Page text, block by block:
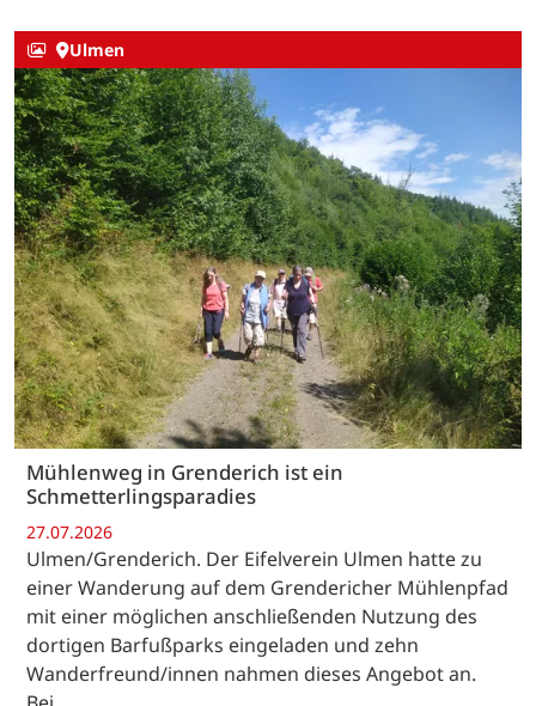
Ulmen
Mühlenweg in Grenderich ist ein
Schmetterlingsparadies
27.07.2026
Ulmen/Grenderich. Der Eifelverein Ulmen hatte zu
einer Wanderung auf dem Grendericher Mühlenpfad
mit einer möglichen anschließenden Nutzung des
dortigen Barfußparks eingeladen und zehn
Wanderfreund/innen nahmen dieses Angebot an.